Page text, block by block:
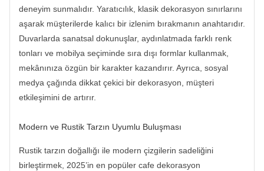
deneyim sunmalıdır. Yaratıcılık, klasik dekorasyon sınırlarını
aşarak müşterilerde kalıcı bir izlenim bırakmanın anahtarıdır.
Duvarlarda sanatsal dokunuşlar, aydınlatmada farklı renk
tonları ve mobilya seçiminde sıra dışı formlar kullanmak,
mekânınıza özgün bir karakter kazandırır. Ayrıca, sosyal
medya çağında dikkat çekici bir dekorasyon, müşteri
etkileşimini de artırır.
Modern ve Rustik Tarzın Uyumlu Buluşması
Rustik tarzın doğallığı ile modern çizgilerin sadeliğini
birleştirmek, 2025’in en popüler cafe dekorasyon